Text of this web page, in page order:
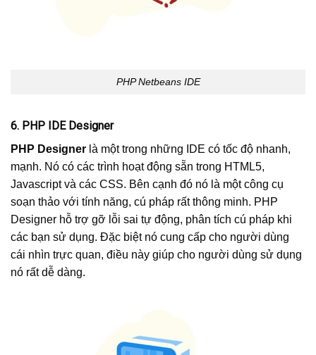
PHP Netbeans IDE
6. PHP IDE Designer
PHP Designer là một trong những IDE có tốc độ nhanh,
mạnh. Nó có các trình hoạt động sẵn trong HTML5,
Javascript và các CSS. Bên cạnh đó nó là một công cụ
soạn thảo với tính năng, cú pháp rất thông minh. PHP
Designer hỗ trợ gỡ lỗi sai tự động, phân tích cú pháp khi
các bạn sử dụng. Đặc biệt nó cung cấp cho người dùng
cái nhìn trực quan, điều này giúp cho người dùng sử dụng
nó rất dễ dàng.